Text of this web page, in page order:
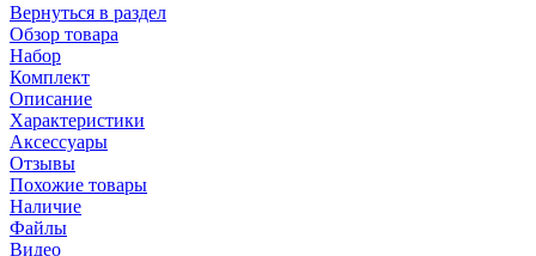
Вернуться в раздел
Обзор товара
Набор
Комплект
Описание
Характеристики
Аксессуары
Отзывы
Похожие товары
Наличие
Файлы
Видео